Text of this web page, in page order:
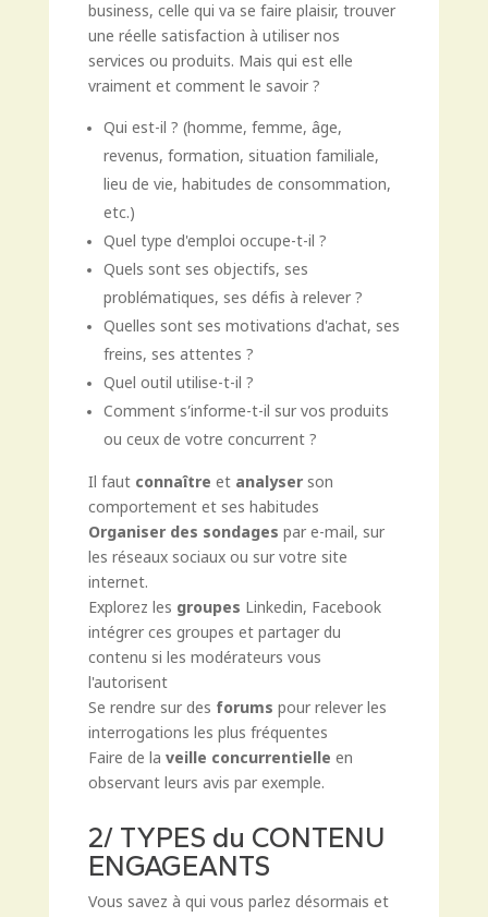
business, celle qui va se faire plaisir, trouver
une réelle satisfaction à utiliser nos
services ou produits. Mais qui est elle
vraiment et comment le savoir ?
Qui est-il ? (homme, femme, âge,
revenus, formation, situation familiale,
lieu de vie, habitudes de consommation,
etc.)
Quel type d'emploi occupe-t-il ?
Quels sont ses objectifs, ses
problématiques, ses défis à relever ?
Quelles sont ses motivations d'achat, ses
freins, ses attentes ?
Quel outil utilise-t-il ?
Comment s’informe-t-il sur vos produits
ou ceux de votre concurrent ?
Il faut connaître et analyserson
comportement et ses habitudes
Organiser des sondages par e-mail, sur
les réseaux sociaux ou sur votre site
internet.
Explorez les groupes Linkedin, Facebook
intégrer ces groupes et partager du
contenu si les modérateurs vous
l'autorisent
Se rendre sur des forums pour relever les
interrogations les plus fréquentes
Faire de la veille concurrentielle en
observant leurs avis par exemple.
2/ TYPES du CONTENU
ENGAGEANTS
Vous savez à qui vous parlez désormais et